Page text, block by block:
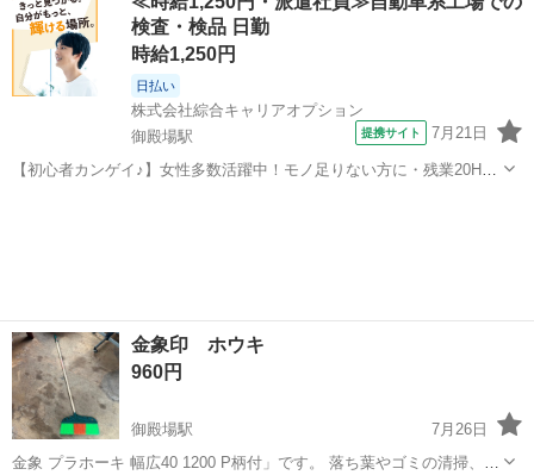
とめて揃えたい方にぴったりのヘルメット3個あります。 熊本での地
震などをはじめ、いつ起こるかわか...
検査・検品 日勤
時給1,250円
日払い
株式会社綜合キャリアオプション
御殿場駅
提携サイト 7月21日
【初心者カンゲイ♪】女性多数活躍中！モノ足りない方に・残業20H未
金象印 ホウキ
960円
御殿場駅
7月26日
金象 プラホーキ 幅広40 1200 P柄付」です。 落ち葉やゴミの清掃、工